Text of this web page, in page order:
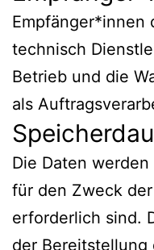
Empfänger*innen
technisch
Betrieb und die
als
Die Daten
für den Zweck
erforderlich sind.
der Bereitstellung